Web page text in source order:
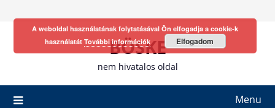
BÖSKE
nem hivatalos oldal
Menu
A weboldal használatának folytatásával Ön elfogadja a cookie-k
használatát További információk Elfogadom